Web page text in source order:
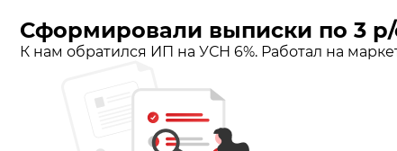
Сформировали выписки по 3
К нам обратился ИП на УСН 6%. Работал на